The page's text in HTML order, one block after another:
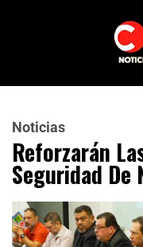
Noticias
Reforzarán
Seguridad De